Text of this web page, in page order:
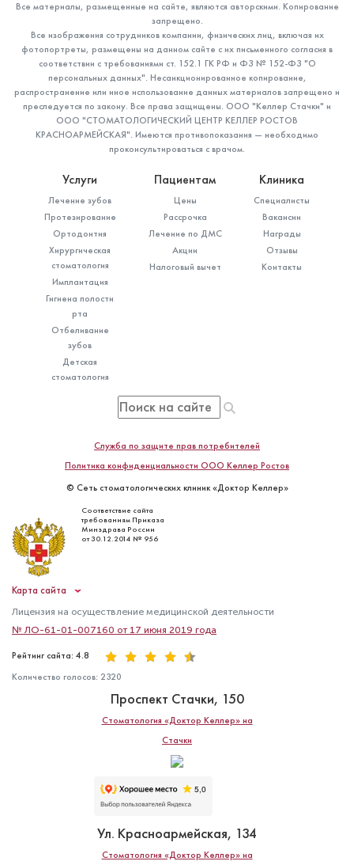
Все материалы, размещенные на сайте, являются авторскими. Копирование
запрещено.
Все изображения сотрудников компании, физических лиц, включая их
фотопортреты, размещены на данном сайте с их письменного согласия в
соответствии с требованиями ст. 152.1 ГК РФ и ФЗ № 152-ФЗ "О
персональных данных". Несанкционированное копирование,
распространение или иное использование данных материалов запрещено и
преследуется по закону. Все права защищены. ООО "Келлер Стачки" и
ООО "СТОМАТОЛОГИЧЕСКИЙ ЦЕНТР КЕЛЛЕР РОСТОВ
КРАСНОАРМЕЙСКАЯ". Имеются противопоказания — необходимо
проконсультироваться с врачом.
Услуги
Лечение зубов
Протезирование
Ортодонтия
Хирургическая
стоматология
Имплантация
Гигиена полости
рта
Отбеливание
зубов
Детская
стоматология
Пациентам
Цены
Рассрочка
Лечение по ДМС
Акции
Налоговый вычет
Клиника
Специалисты
Вакансии
Награды
Отзывы
Контакты
Служба по защите прав потребителей
Политика конфиденциальности ООО Келлер Ростов
© Сеть стоматологических клиник «Доктор Келлер»
Соответствие сайта
требованиям Приказа
Минздрава России
от 30.12.2014 № 956
Карта сайта
Лицензия на осуществление медицинской деятельности
№ ЛО-61-01-007160 от 17 июня 2019 года
Рейтинг сайта: 4.8
Количество голосов: 2320
Проспект Стачки, 150
Стоматология «Доктор Келлер» на
Стачки
Ул. Красноармейская, 134
Стоматология «Доктор Келлер» на